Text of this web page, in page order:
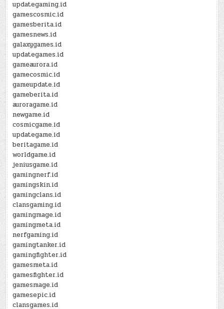
updategaming.id
gamescosmic.id
gamesberita.id
gamesnews.id
galaxygames.id
updategames.id
gameaurora.id
gamecosmic.id
gameupdate.id
gameberita.id
auroragame.id
newgame.id
cosmicgame.id
updategame.id
beritagame.id
worldgame.id
jeniusgame.id
gamingnerf.id
gamingskin.id
gamingclans.id
clansgaming.id
gamingmage.id
gamingmeta.id
nerfgaming.id
gamingtanker.id
gamingfighter.id
gamesmeta.id
gamesfighter.id
gamesmage.id
gamesepic.id
clansgames.id